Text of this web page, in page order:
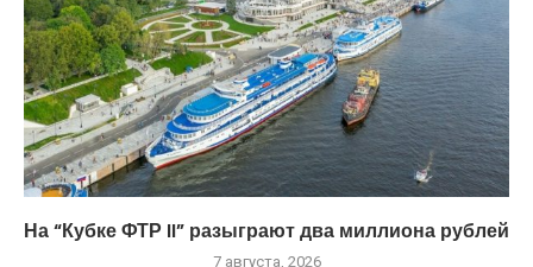
На “Кубке ФТР II” разыграют два миллиона рублей
7 августа, 2026